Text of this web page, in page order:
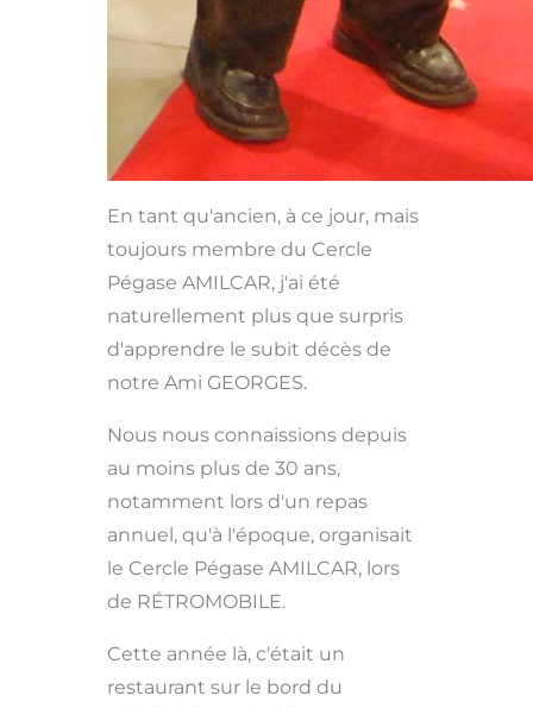
En tant qu'ancien, à ce jour, mais
toujours membre du Cercle
Pégase AMILCAR, j'ai été
naturellement plus que surpris
d'apprendre le subit décès de
notre Ami GEORGES.
Nous nous connaissions depuis
au moins plus de 30 ans,
notamment lors d'un repas
annuel, qu'à l'époque, organisait
le Cercle Pégase AMILCAR, lors
de RÉTROMOBILE.
Cette année là, c'était un
restaurant sur le bord du